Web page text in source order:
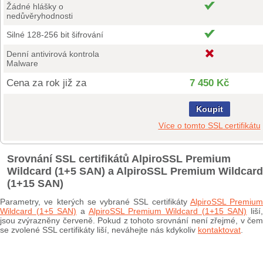
Žádné hlášky o
nedůvěryhodnosti
Silné 128-256 bit šifrování
Denní antivirová kontrola
Malware
Cena za rok již za 7 450 Kč
Koupit
Více o tomto SSL certifikátu
Srovnání SSL certifikátů AlpiroSSL Premium
Wildcard (1+5 SAN) a AlpiroSSL Premium Wildcard
(1+15 SAN)
Parametry, ve kterých se vybrané SSL certifikáty AlpiroSSL Premium
Wildcard (1+5 SAN) a AlpiroSSL Premium Wildcard (1+15 SAN) liší,
jsou zvýrazněny červeně. Pokud z tohoto srovnání není zřejmé, v čem
se zvolené SSL certifikáty liší, neváhejte nás kdykoliv kontaktovat